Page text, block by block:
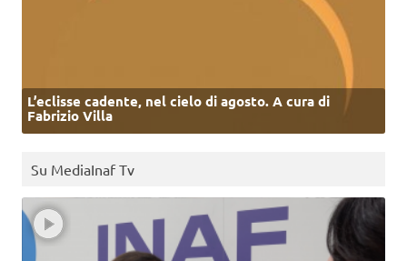
L’eclisse cadente, nel cielo di agosto. A cura di
Fabrizio Villa
Su MediaInaf Tv